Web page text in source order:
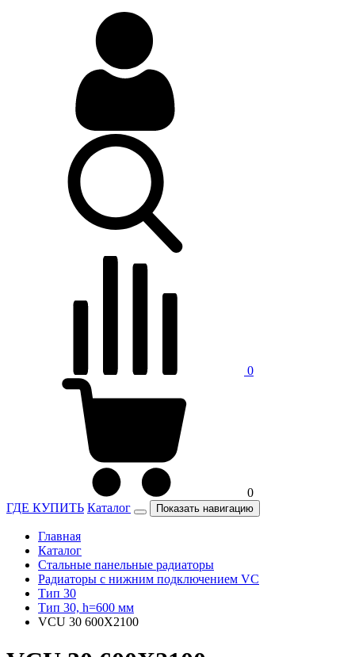
0
0
ГДЕ КУПИТЬ Каталог Показать навигацию
Главная
Каталог
Стальные панельные радиаторы
Радиаторы c нижним подключением VC
Тип 30
Тип 30, h=600 мм
VCU 30 600X2100